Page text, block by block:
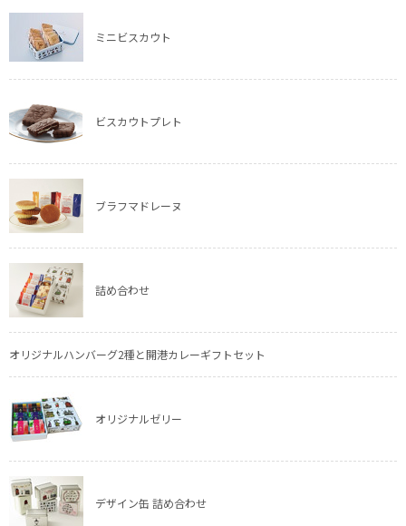
ミニビスカウト
ビスカウトプレト
ブラフマドレーヌ
詰め合わせ
オリジナルハンバーグ2種と開港カレーギフトセット
オリジナルゼリー
デザイン缶 詰め合わせ